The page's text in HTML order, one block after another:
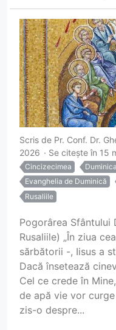
Scris de Pr. Conf. Dr.
2026
Se citește în 15
Cincizecimea
Evanghelia de Duminică
Rusaliile
Pogorârea Sfântului
Rusaliile) „În ziua
sărbătorii -, Iisus a
Dacă însetează
Cel ce crede în
de apă vie vor
zis-o despre...